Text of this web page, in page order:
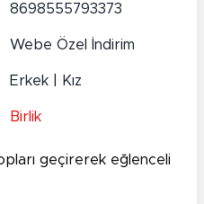
8698555793373
Webe Özel İndirim
Erkek | Kız
Birlik
geçirerek eğlenceli